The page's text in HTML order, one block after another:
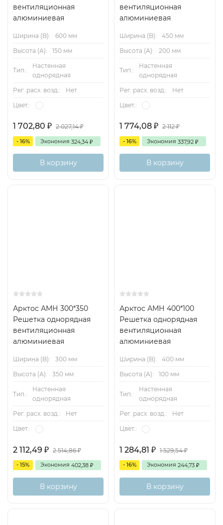
вентиляционная
алюминиевая
Ширина (B):
600 мм
Высота (А):
150 мм
Тип.:
Настенная
однорядная
Рег. расх. возд.:
Нет
Цвет.:
1 702,80 ₽ 2 027,14₽
- 16% Экономия 324,34 ₽
В корзину
вентиляционная
алюминиевая
Ширина (B):
450 мм
Высота (А):
200 мм
Тип.:
Настенная
однорядная
Рег. расх. возд.:
Нет
Цвет.:
1 774,08 ₽ 2 112₽
- 16% Экономия 337,92 ₽
В корзину
Арктос АМН 300*350
Решетка однорядная
вентиляционная
алюминиевая
Ширина (B):
300 мм
Высота (А):
350 мм
Тип.:
Настенная
однорядная
Рег. расх. возд.:
Нет
Цвет.:
2 112,49 ₽ 2 514,86₽
- 15% Экономия 402,38 ₽
В корзину
Арктос АМН 400*100
Решетка однорядная
вентиляционная
алюминиевая
Ширина (B):
400 мм
Высота (А):
100 мм
Тип.:
Настенная
однорядная
Рег. расх. возд.:
Нет
Цвет.:
1 284,81 ₽ 1 529,54₽
- 16% Экономия 244,73 ₽
В корзину